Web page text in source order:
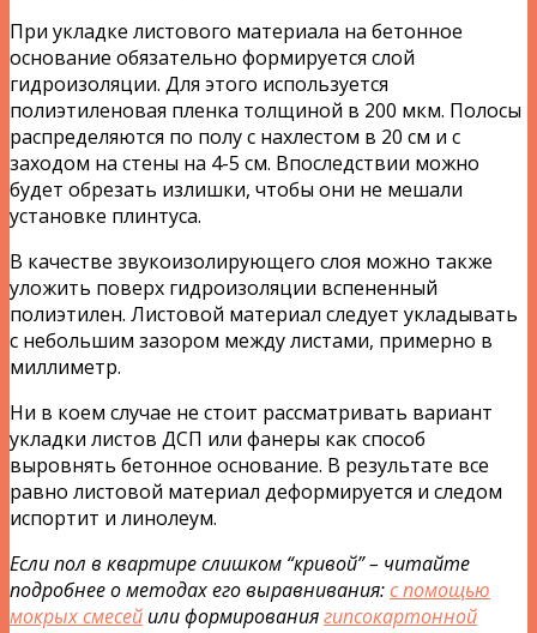
При укладке листового материала на бетонное
основание обязательно формируется слой
гидроизоляции. Для этого используется
полиэтиленовая пленка толщиной в 200 мкм. Полосы
распределяются по полу с нахлестом в 20 см и с
заходом на стены на 4-5 см. Впоследствии можно
будет обрезать излишки, чтобы они не мешали
установке плинтуса.
В качестве звукоизолирующего слоя можно также
уложить поверх гидроизоляции вспененный
полиэтилен. Листовой материал следует укладывать
с небольшим зазором между листами, примерно в
миллиметр.
Ни в коем случае не стоит рассматривать вариант
укладки листов ДСП или фанеры как способ
выровнять бетонное основание. В результате все
равно листовой материал деформируется и следом
испортит и линолеум.
Если пол в квартире слишком “кривой” – читайте
подробнее о методах его выравнивания:с помощью
мокрых смесей или формированиягипсокартонной